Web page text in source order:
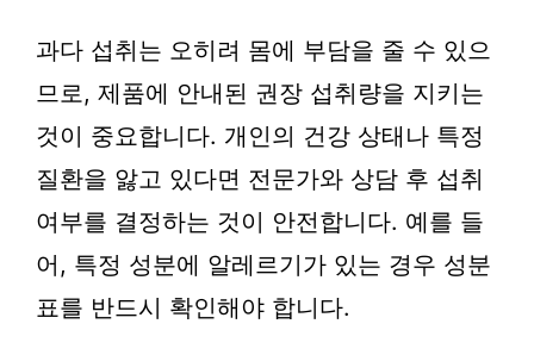
과다 섭취는 오히려 몸에 부담을 줄 수 있으
므로, 제품에 안내된 권장 섭취량을 지키는
것이 중요합니다. 개인의 건강 상태나 특정
질환을 앓고 있다면 전문가와 상담 후 섭취
여부를 결정하는 것이 안전합니다. 예를 들
어, 특정 성분에 알레르기가 있는 경우 성분
표를 반드시 확인해야 합니다.